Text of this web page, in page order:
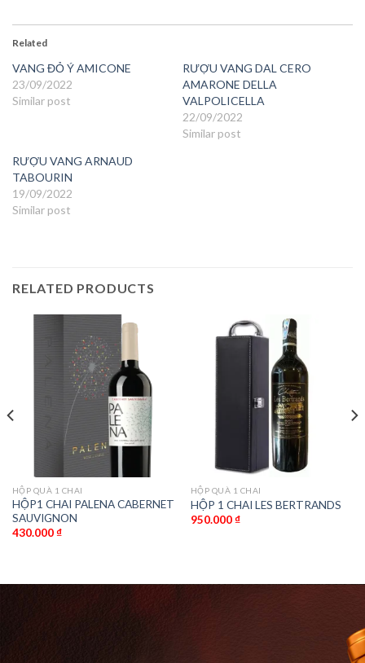
Related
VANG ĐỎ Ý AMICONE
23/09/2022
Similar post
RƯỢU VANG DAL CERO
AMARONE DELLA
VALPOLICELLA
22/09/2022
Similar post
RƯỢU VANG ARNAUD
TABOURIN
19/09/2022
Similar post
RELATED PRODUCTS
HỘP QUÀ 1 CHAI
HỘP1 CHAI PALENA CABERNET
SAUVIGNON
430.000₫
HỘP QUÀ 1 CHAI
HỘP 1 CHAI LES BERTRANDS
950.000₫